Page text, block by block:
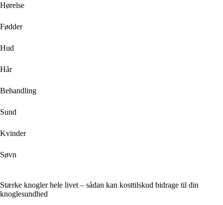
Hørelse
Fødder
Hud
Hår
Behandling
Sund
Kvinder
Søvn
Stærke knogler hele livet – sådan kan kosttilskud bidrage til din
knoglesundhed